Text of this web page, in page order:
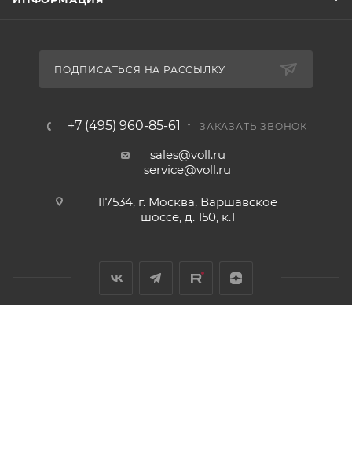
ПОДПИСАТЬСЯ НА РАССЫЛКУ
+7 (495) 960-85-61 ЗАКАЗАТЬ ЗВОНОК
sales@voll.ru
service@voll.ru
117534, г. Москва, Варшавское
шоссе, д. 150, к.1